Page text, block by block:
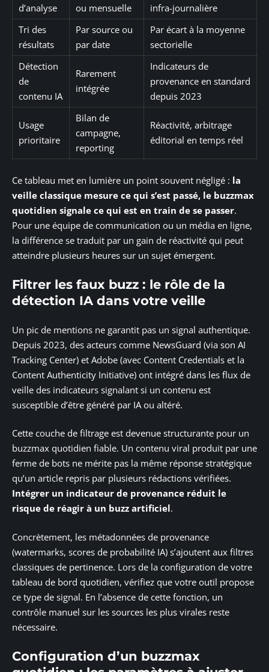
d’analyse
ou mensuelle
infra-journalière
Tri des
résultats
Par source ou
par date
Par écart à la moyenne
sectorielle
Détection
de
contenu IA
Rarement
intégrée
Indicateurs de
provenance en standard
depuis 2023
Usage
prioritaire
Bilan de
campagne,
reporting
Réactivité, arbitrage
éditorial en temps réel
Ce tableau met en lumière un point souvent négligé : la
veille classique mesure ce qui s’est passé, le buzzmax
quotidien signale ce qui est en train de se passer.
Pour une équipe de communication ou un média en ligne,
la différence se traduit par un gain de réactivité qui peut
atteindre plusieurs heures sur un sujet émergent.
Filtrer les faux buzz : le rôle de la
détection IA dans votre veille
Un pic de mentions ne garantit pas un signal authentique.
Depuis 2023, des acteurs comme NewsGuard (via son AI
Tracking Center) et Adobe (avec Content Credentials et la
Content Authenticity Initiative) ont intégré dans les flux de
veille des indicateurs signalant si un contenu est
susceptible d’être généré par IA ou altéré.
Cette couche de filtrage est devenue structurante pour un
buzzmax quotidien fiable. Un contenu viral produit par une
ferme de bots ne mérite pas la même réponse stratégique
qu’un article repris par plusieurs rédactions vérifiées.
Intégrer un indicateur de provenance réduit le
risque de réagir à un buzz artificiel.
Concrètement, les métadonnées de provenance
(watermarks, scores de probabilité IA) s’ajoutent aux filtres
classiques de pertinence. Lors de la configuration de votre
tableau de bord quotidien, vérifiez que votre outil propose
ce type de signal. En l’absence de cette fonction, un
contrôle manuel sur les sources les plus virales reste
nécessaire.
Configuration d’un buzzmax